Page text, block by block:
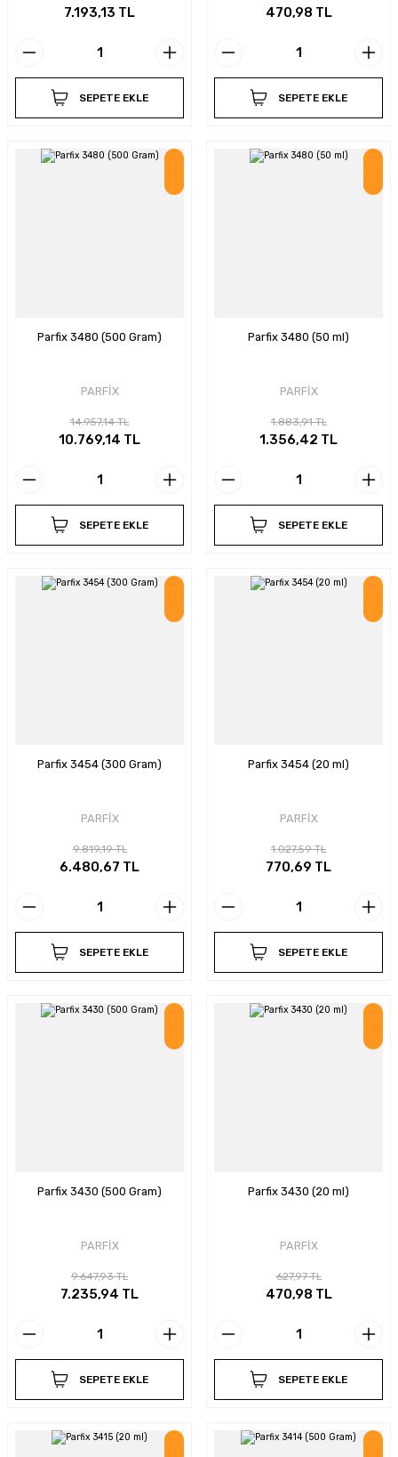
7.193,13 TL
SEPETE EKLE
470,98 TL
SEPETE EKLE
Parfix 3480 (500 Gram)
PARFİX
14.957,14 TL
10.769,14 TL
SEPETE EKLE
Parfix 3480 (50 ml)
PARFİX
1.883,91 TL
1.356,42 TL
SEPETE EKLE
Parfix 3454 (300 Gram)
PARFİX
9.819,19 TL
6.480,67 TL
SEPETE EKLE
Parfix 3454 (20 ml)
PARFİX
1.027,59 TL
770,69 TL
SEPETE EKLE
Parfix 3430 (500 Gram)
PARFİX
9.647,93 TL
7.235,94 TL
SEPETE EKLE
Parfix 3430 (20 ml)
PARFİX
627,97 TL
470,98 TL
SEPETE EKLE